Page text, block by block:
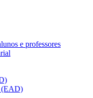
e professores
(EAD)